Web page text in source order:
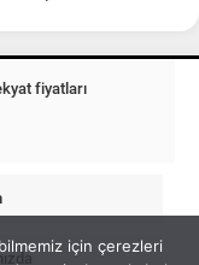
fiyatları
için çerezleri